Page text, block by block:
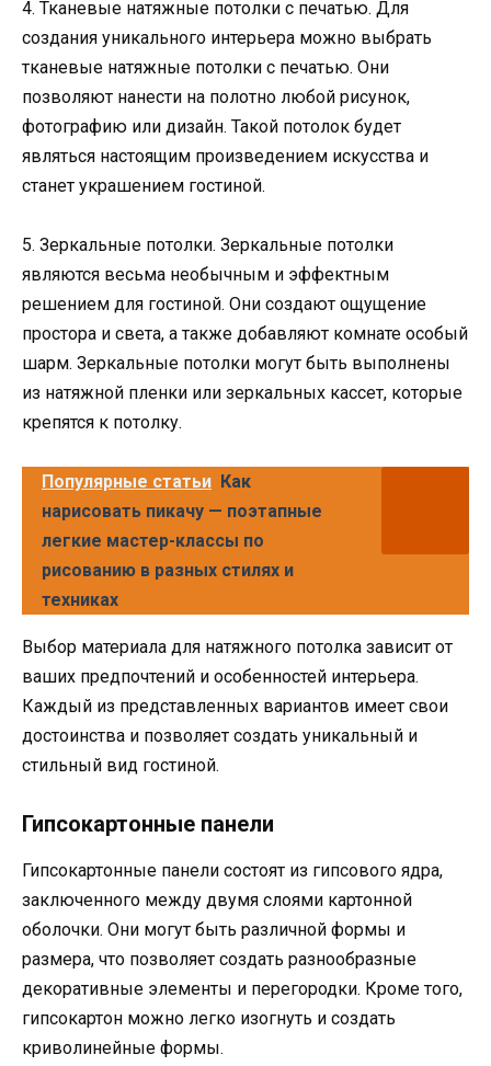
4. Тканевые натяжные потолки с печатью. Для
создания уникального интерьера можно выбрать
тканевые натяжные потолки с печатью. Они
позволяют нанести на полотно любой рисунок,
фотографию или дизайн. Такой потолок будет
являться настоящим произведением искусства и
станет украшением гостиной.
5. Зеркальные потолки. Зеркальные потолки
являются весьма необычным и эффектным
решением для гостиной. Они создают ощущение
простора и света, а также добавляют комнате особый
шарм. Зеркальные потолки могут быть выполнены
из натяжной пленки или зеркальных кассет, которые
крепятся к потолку.
Популярные статьи Как
нарисовать пикачу — поэтапные
легкие мастер-классы по
рисованию в разных стилях и
техниках
Выбор материала для натяжного потолка зависит от
ваших предпочтений и особенностей интерьера.
Каждый из представленных вариантов имеет свои
достоинства и позволяет создать уникальный и
стильный вид гостиной.
Гипсокартонные панели
Гипсокартонные панели состоят из гипсового ядра,
заключенного между двумя слоями картонной
оболочки. Они могут быть различной формы и
размера, что позволяет создать разнообразные
декоративные элементы и перегородки. Кроме того,
гипсокартон можно легко изогнуть и создать
криволинейные формы.